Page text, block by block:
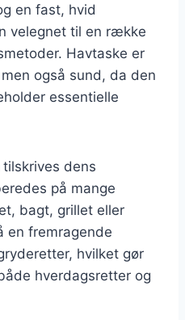
en fast, hvid
velegnet til en række
Havtaske er
også sund, da den
essentielle
dens
på mange
bagt, grillet eller
en fremragende
hvilket gør
hverdagsretter og